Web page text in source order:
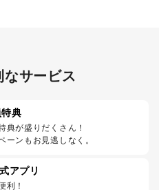
なサービス
典
典が盛りだくさん！
ーンもお見逃しなく。
アプリ
利！